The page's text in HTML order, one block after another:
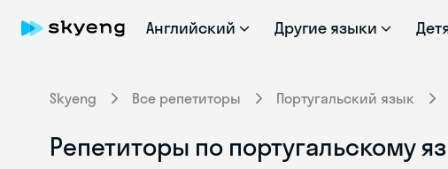
Английский Другие языки
Skyeng Все репетиторы Португальский язык
Репетиторы по португальскому